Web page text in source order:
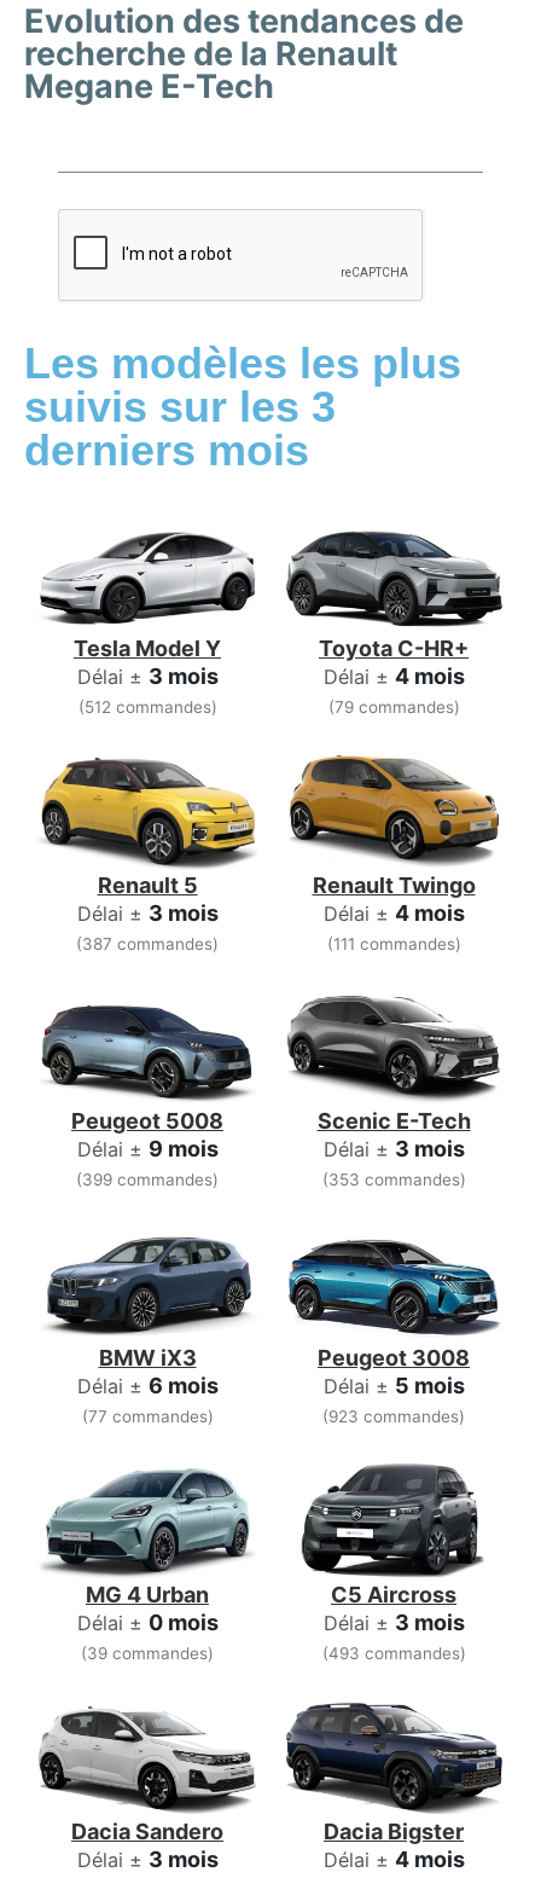
Evolution des tendances de
recherche de la Renault
Megane E-Tech
Les modèles les plus
suivis sur les 3
derniers mois
Tesla Model Y
Délai ± 3 mois
(512 commandes)
Toyota C-HR+
Délai ± 4 mois
(79 commandes)
Renault 5
Délai ± 3 mois
(387 commandes)
Renault Twingo
Délai ± 4 mois
(111 commandes)
Peugeot 5008
Délai ± 9 mois
(399 commandes)
Scenic E-Tech
Délai ± 3 mois
(353 commandes)
BMW iX3
Délai ± 6 mois
(77 commandes)
Peugeot 3008
Délai ± 5 mois
(923 commandes)
MG 4 Urban
Délai ± 0 mois
(39 commandes)
C5 Aircross
Délai ± 3 mois
(493 commandes)
Dacia Sandero
Délai ± 3 mois
Dacia Bigster
Délai ± 4 mois